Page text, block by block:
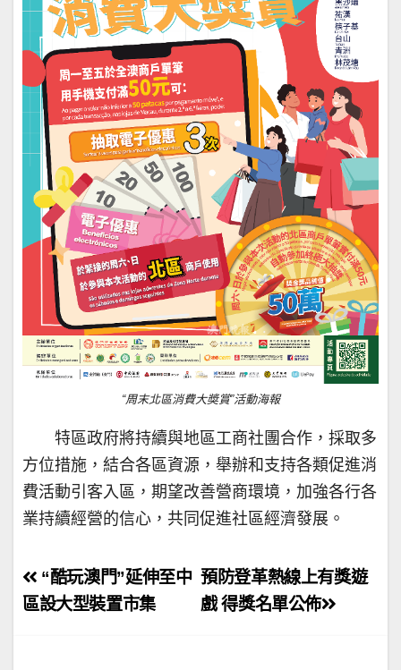
“周末北區消費大奬賞”活動海報
特區政府將持續與地區工商社團合作，採取多
方位措施，結合各區資源，舉辦和支持各類促進消
費活動引客入區，期望改善營商環境，加強各行各
業持續經營的信心，共同促進社區經濟發展。
文
章
預防登革熱線上有獎遊
戲 得獎名單公佈
“酷玩澳門”延伸至中
區設大型裝置市集